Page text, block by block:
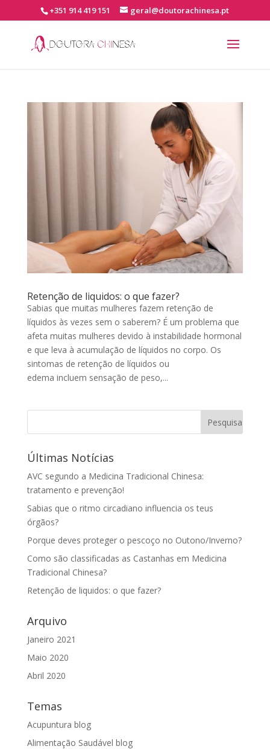
+351 914 419 151 geral@doutorachinesa.pt
Retenção de liquidos: o que fazer?
Sabias que muitas mulheres fazem retenção de
líquidos às vezes sem o saberem? É um problema que
afeta muitas mulheres devido à instabilidade hormonal
e que leva à acumulação de líquidos no corpo. Os
sintomas de retenção de líquidos ou
edema incluem sensação de peso,...
Últimas Notícias
AVC segundo a Medicina Tradicional Chinesa:
tratamento e prevenção!
Sabias que o ritmo circadiano influencia os teus
órgãos?
Porque deves proteger o pescoço no Outono/Inverno?
Como são classificadas as Castanhas em Medicina
Tradicional Chinesa?
Retenção de liquidos: o que fazer?
Arquivo
Janeiro 2021
Maio 2020
Abril 2020
Temas
Acupuntura blog
Alimentação Saudável blog